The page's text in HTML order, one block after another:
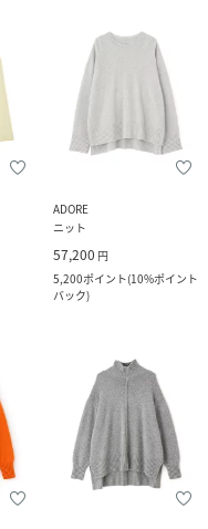
ADORE
ニット
57,200 円
5,200ポイント(10%ポイント
バック)